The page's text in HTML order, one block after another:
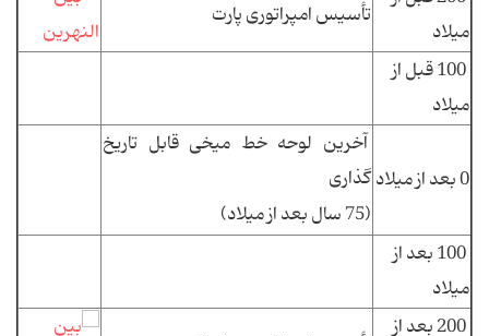
میلاد
تأسیس امپراتوری پارت
100 قبل از
میلاد
0 بعد از میلاد
آخرین لوحه خط میخی قابل تاریخ
گذاری
(75 سال بعد از میلاد)
100 بعد از
میلاد
200 بعد از